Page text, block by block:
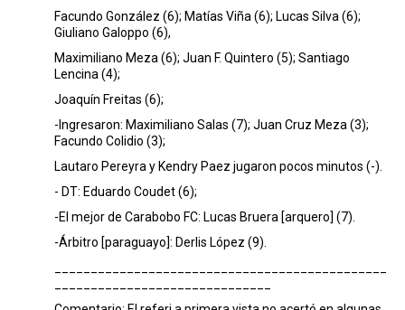
Facundo González (6); Matías Viña (6); Lucas Silva (6);
Giuliano Galoppo (6),
Maximiliano Meza (6); Juan F. Quintero (5); Santiago
Lencina (4);
Joaquín Freitas (6);
-Ingresaron: Maximiliano Salas (7); Juan Cruz Meza (3);
Facundo Colidio (3);
Lautaro Pereyra y Kendry Paez jugaron pocos minutos (-).
- DT: Eduardo Coudet (6);
-El mejor de Carabobo FC: Lucas Bruera [arquero] (7).
-Árbitro [paraguayo]: Derlis López (9).